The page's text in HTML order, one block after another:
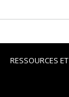
RESSOURCES